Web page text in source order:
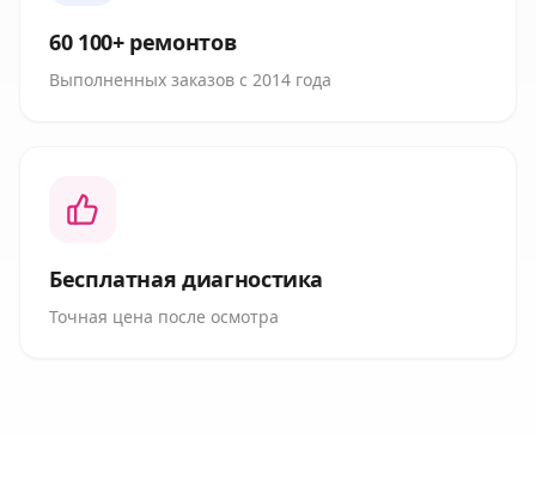
60 100+ ремонтов
Выполненных заказов с 2014 года
Бесплатная диагностика
Точная цена после осмотра